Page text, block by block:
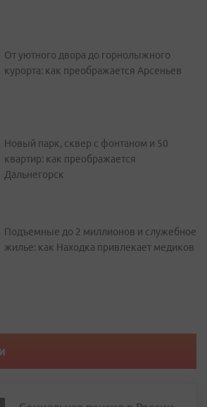
От уютного двора до горнолыжного
курорта: как преображается Арсеньев
Новый парк, сквер с фонтаном и 50
квартир: как преображается
Дальнегорск
Подъемные до 2 миллионов и служебное
жилье: как Находка привлекает медиков